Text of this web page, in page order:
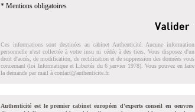
* Mentions obligatoires
Ces informations sont destinées au cabinet Authenticité. Aucune information
personnelle n'est collectée à votre insu ni cédée à des tiers. Vous disposez d'un
droit d'accés, de modification, de rectification et de suppression des données vous
concernant (loi Informatique et Libertés du 6 janvier 1978). Vous pouvez en faire
la demande par mail à contact@authenticite.fr.
Authenticité est le premier cabinet européen d'experts conseil en oeuvres